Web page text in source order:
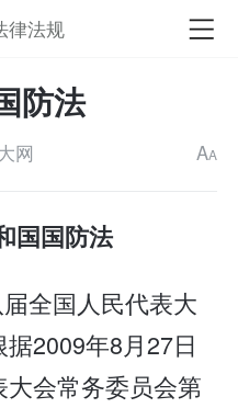
律法规
防法
网 AA
国国防法
届全国人民代表大
2009年8月27日
会常务委员会第